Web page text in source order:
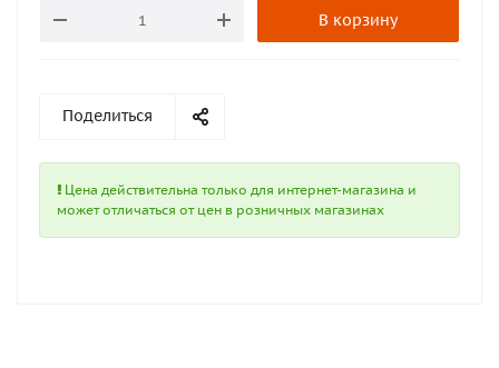
В корзину
Поделиться
Цена действительна только для интернет-магазина и
может отличаться от цен в розничных магазинах